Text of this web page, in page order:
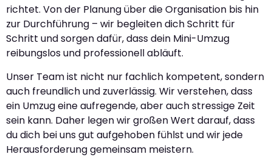
richtet. Von der Planung über die Organisation bis hin
zur Durchführung – wir begleiten dich Schritt für
Schritt und sorgen dafür, dass dein Mini-Umzug
reibungslos und professionell abläuft.
Unser Team ist nicht nur fachlich kompetent, sondern
auch freundlich und zuverlässig. Wir verstehen, dass
ein Umzug eine aufregende, aber auch stressige Zeit
sein kann. Daher legen wir großen Wert darauf, dass
du dich bei uns gut aufgehoben fühlst und wir jede
Herausforderung gemeinsam meistern.